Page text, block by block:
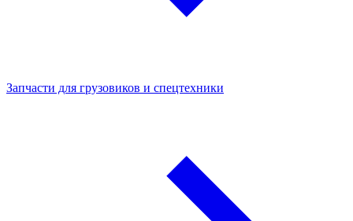
Запчасти для грузовиков и спецтехники